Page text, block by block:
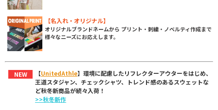
【名入れ・オリジナル】
オリジナルブランドネームから プリント・刺繍・ノベルティ作成まで
様々なニーズにお応えします。
NEW 【UnitedAthle】環境に配慮したリフレクターアウターをはじめ、
王道スタジャン、チェックシャツ、トレンド感のあるスウェットな
ど秋冬新商品が続々入荷！
>>秋冬新作